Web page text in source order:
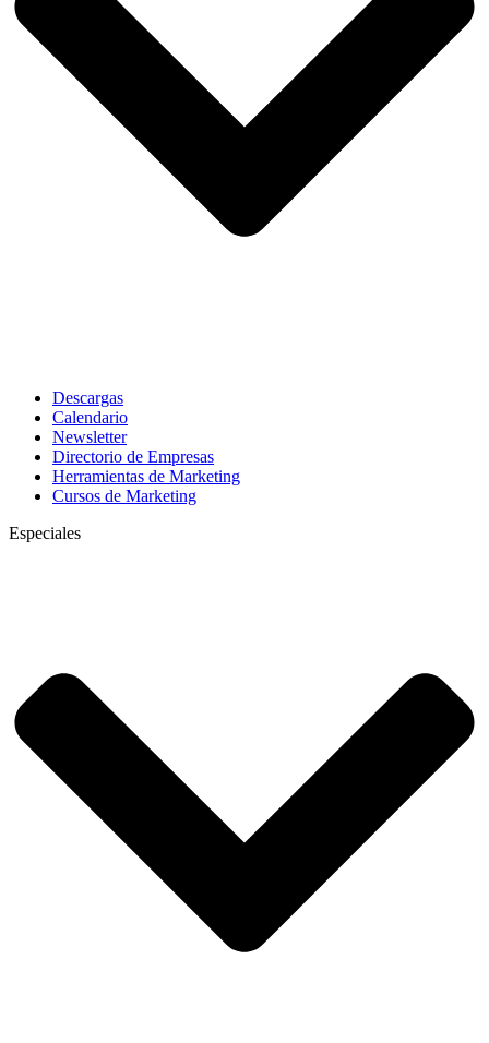
Descargas
Calendario
Newsletter
Directorio de Empresas
Herramientas de Marketing
Cursos de Marketing
Especiales